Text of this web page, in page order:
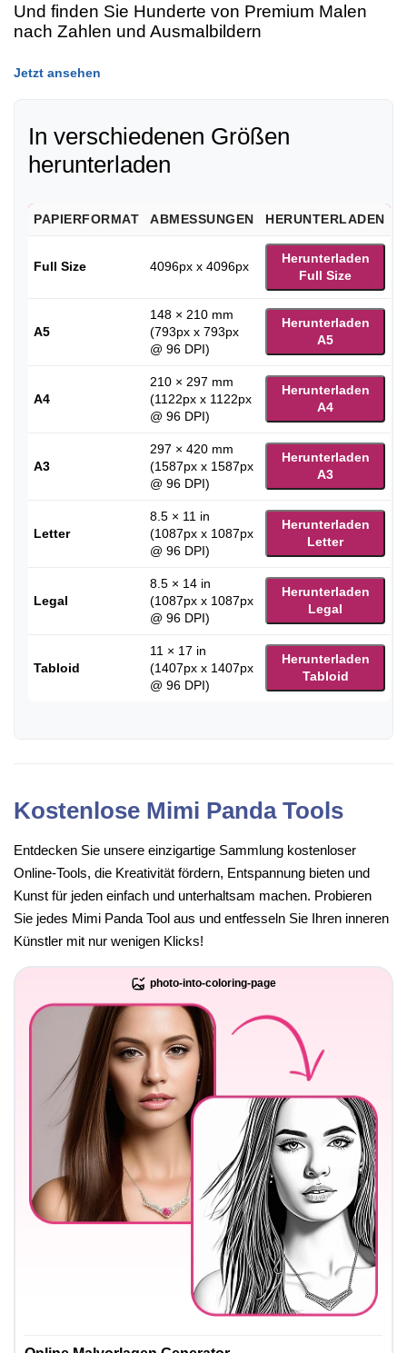
Und finden Sie Hunderte von Premium Malen
nach Zahlen und Ausmalbildern
Jetzt ansehen
In verschiedenen Größen
herunterladen
PAPIERFORMAT ABMESSUNGEN HERUNTERLADEN
Full Size 4096px x 4096px
Herunterladen
Full Size
A5
148 × 210 mm
(793px x 793px
@ 96 DPI)
Herunterladen
A5
A4
210 × 297 mm
(1122px x 1122px
@ 96 DPI)
Herunterladen
A4
A3
297 × 420 mm
(1587px x 1587px
@ 96 DPI)
Herunterladen
A3
Letter
8.5 × 11 in
(1087px x 1087px
@ 96 DPI)
Herunterladen
Letter
Legal
8.5 × 14 in
(1087px x 1087px
@ 96 DPI)
Herunterladen
Legal
Tabloid
11 × 17 in
(1407px x 1407px
@ 96 DPI)
Herunterladen
Tabloid
Kostenlose Mimi Panda Tools
Entdecken Sie unsere einzigartige Sammlung kostenloser
Online-Tools, die Kreativität fördern, Entspannung bieten und
Kunst für jeden einfach und unterhaltsam machen. Probieren
Sie jedes Mimi Panda Tool aus und entfesseln Sie Ihren inneren
Künstler mit nur wenigen Klicks!
photo-into-coloring-page